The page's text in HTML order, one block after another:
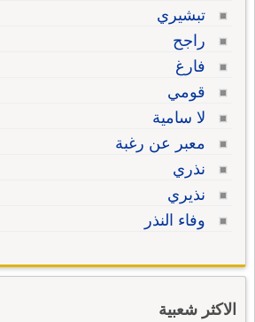
تبشيري
راجح
فارغ
قومي
لا سامية
معبر عن رغبة
نذري
نذيري
وفاء النذر
الاكثر شعبية